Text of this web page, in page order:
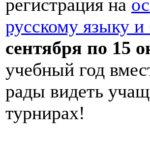
регистрация на
русскому языку
сентября по 15
учебный год
рады видеть
турнирах!